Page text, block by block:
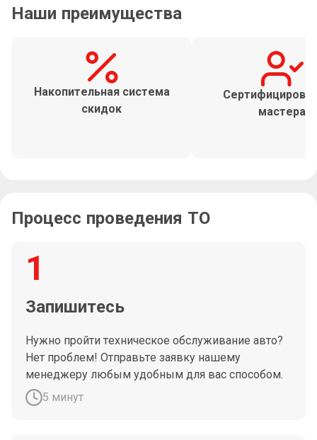
Наши преимущества
Накопительная система
скидок
мастера
Процесс проведения ТО
1
Запишитесь
Нужно пройти техническое обслуживание авто?
Нет проблем! Отправьте заявку нашему
менеджеру любым удобным для вас способом.
5 минут